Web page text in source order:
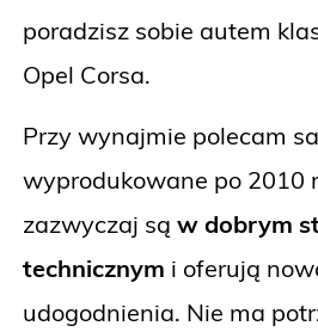
poradzisz sobie autem
Opel Corsa.
Przy wynajmie polecam
wyprodukowane po 2010
zazwyczaj są w dobrym
technicznym i oferują
udogodnienia. Nie ma